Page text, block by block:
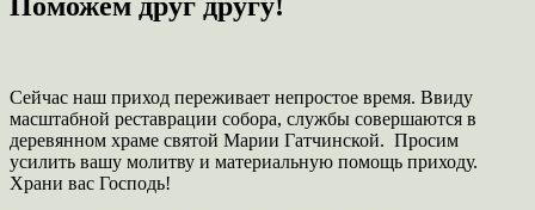
Сейчас наш приход переживает непростое время. Ввиду
масштабной реставрации собора, службы совершаются в
деревянном храме святой Марии Гатчинской. Просим
усилить вашу молитву и материальную помощь приходу.
Храни вас Господь!